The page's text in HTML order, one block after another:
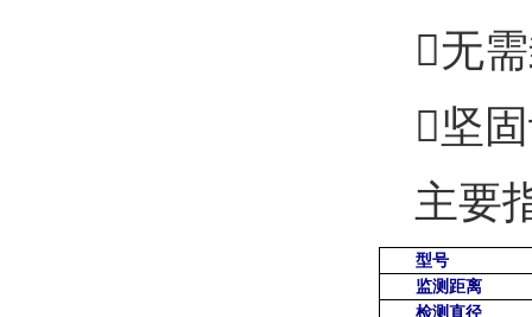
无
坚
主要
型号
监测距离
检测直径